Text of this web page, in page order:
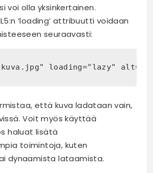
voi olla yksinkertainen.
‘loading’ attribuutti voidaan
seuraavasti:
loading="lazy"
että kuva ladataan vain,
Voit myös käyttää
haluat lisätä
toimintoja, kuten
dynaamista lataamista.